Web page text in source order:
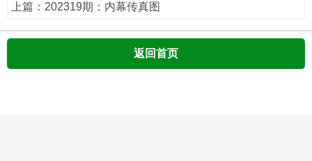
上篇：202319期：内幕传真图
返回首页